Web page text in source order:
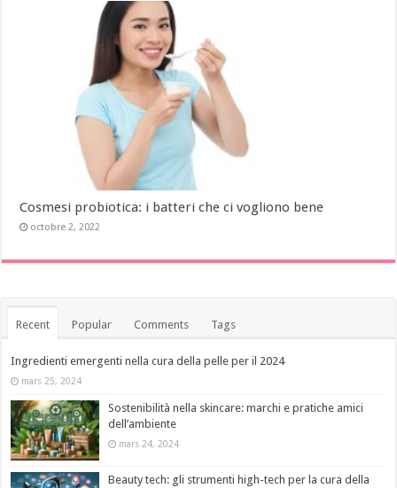
Cosmesi probiotica: i batteri che ci vogliono bene
octobre 2, 2022
Recent Popular Comments Tags
Ingredienti emergenti nella cura della pelle per il 2024
mars 25, 2024
Sostenibilità nella skincare: marchi e pratiche amici
dell’ambiente
mars 24, 2024
Beauty tech: gli strumenti high-tech per la cura della